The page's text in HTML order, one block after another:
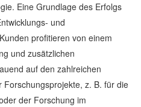
Eine Grundlage des Erfolgs
und
profitieren von einem
und zusätzlichen
auf den zahlreichen
z. B. für die
der Forschung im